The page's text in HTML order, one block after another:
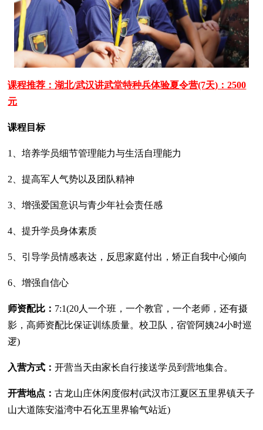
课程推荐：湖北/武汉讲武堂特种兵体验夏令营(7天)：2500
元
课程目标
1、培养学员细节管理能力与生活自理能力
2、提高军人气势以及团队精神
3、增强爱国意识与青少年社会责任感
4、提升学员身体素质
5、引导学员情感表达，反思家庭付出，矫正自我中心倾向
6、增强自信心
师资配比： 7:1(20人一个班，一个教官，一个老师，还有摄
影，高师资配比保证训练质量。校卫队，宿管阿姨24小时巡
逻)
入营方式：开营当天由家长自行接送学员到营地集合。
开营地点：古龙山庄休闲度假村(武汉市江夏区五里界镇天子
山大道陈安溢湾中石化五里界输气站近)